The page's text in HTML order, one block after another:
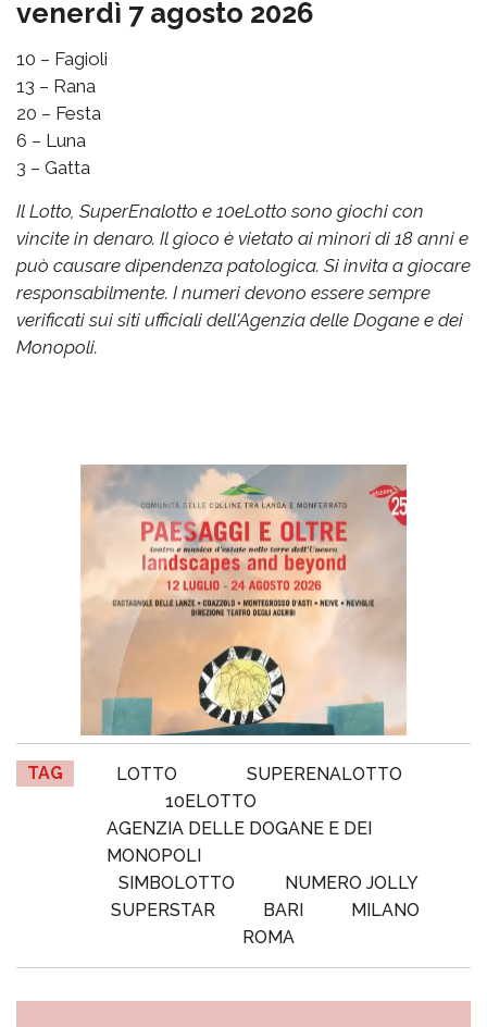
venerdì 7 agosto 2026
10 – Fagioli
13 – Rana
20 – Festa
6 – Luna
3 – Gatta
Il Lotto, SuperEnalotto e 10eLotto sono giochi con
vincite in denaro. Il gioco è vietato ai minori di 18 anni e
può causare dipendenza patologica. Si invita a giocare
responsabilmente. I numeri devono essere sempre
verificati sui siti ufficiali dell'Agenzia delle Dogane e dei
Monopoli.
TAG LOTTO
SUPERENALOTTO
10ELOTTO
AGENZIA DELLE DOGANE E DEI
MONOPOLI
SIMBOLOTTO
NUMERO JOLLY
SUPERSTAR
BARI
MILANO
ROMA